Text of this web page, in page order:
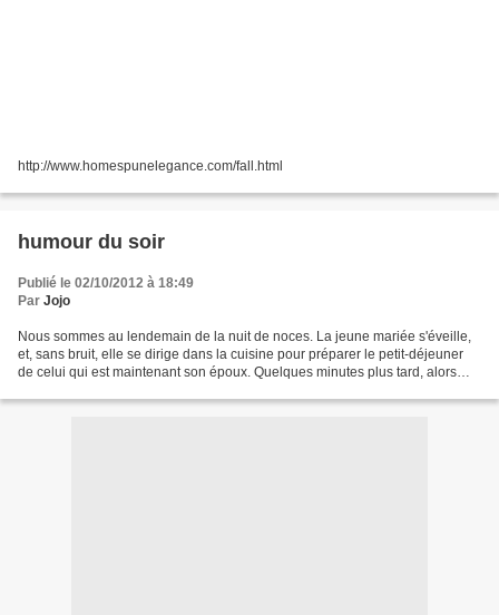
http://www.homespunelegance.com/fall.html
humour du soir
Publié le 02/10/2012 à 18:49
Par Jojo
Nous sommes au lendemain de la nuit de noces. La jeune mariée s'éveille,
et, sans bruit, elle se dirige dans la cuisine pour préparer le petit-déjeuner
de celui qui est maintenant son époux. Quelques minutes plus tard, alors